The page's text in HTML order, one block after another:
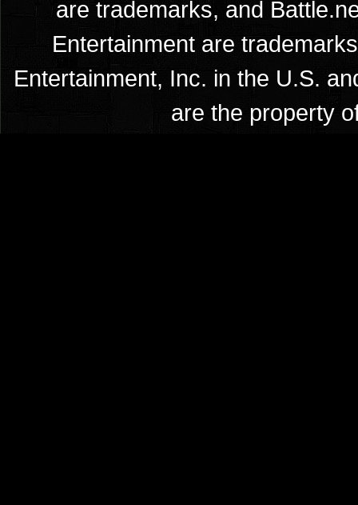
are trademarks, and
Entertainment are
Entertainment, Inc. in the U.S.
are the property